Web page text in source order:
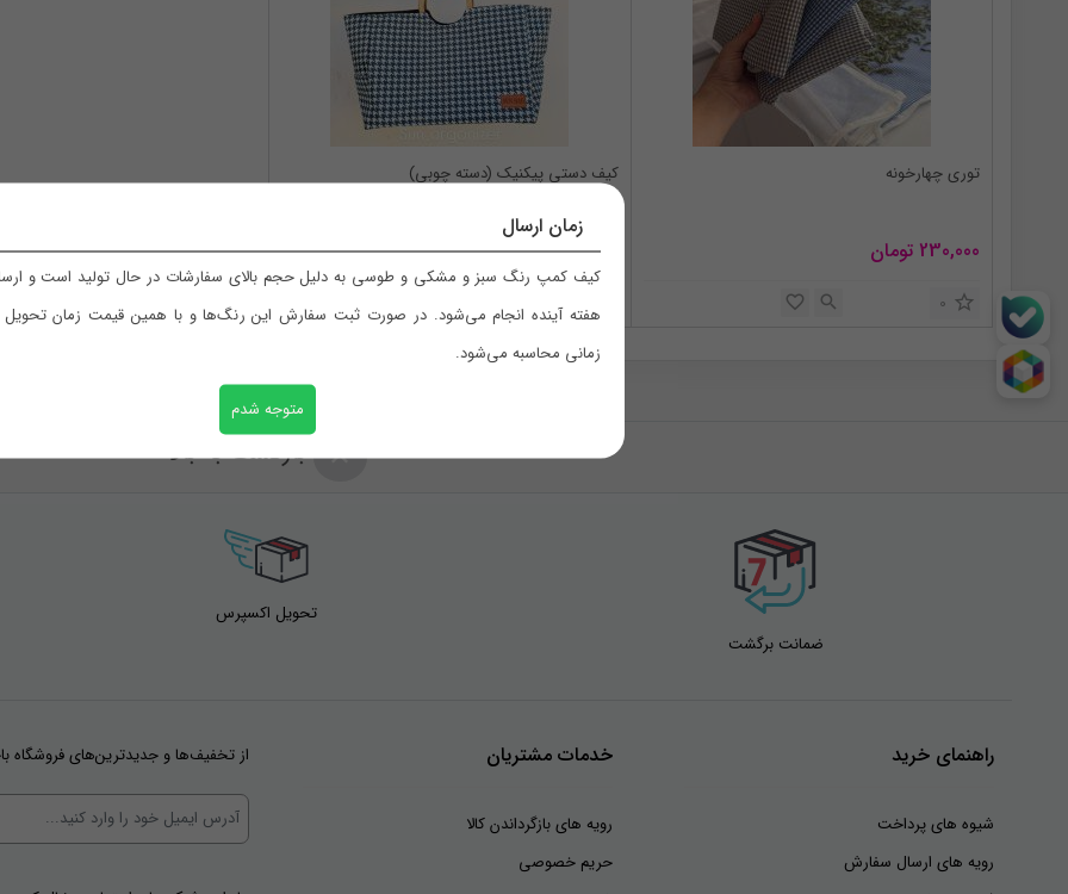
زمان ارسال
کیف کمپ رنگ سبز و مشکی و طوسی به دلیل حجم بالای سفارشات در حال تولید است و
هفته آینده انجام می‌شود. در صورت ثبت سفارش این رنگ‌ها و با همین قیمت زمان تحویل
زمانی محاسبه می‌شود.
متوجه شدم
توری چهارخونه
230,000 تومان
0
کیف دستی پیکنیک (دسته چوبی)
1,290,000 تومان
بازگشت به بالا
ضمانت برگشت
تحویل اکسپرس
راهنمای خرید
شیوه های پرداخت
رویه های ارسال سفارش
خدمات مشتریان
رویه های بازگرداندن کالا
حریم خصوصی
از تخفیف‌ها و جدیدترین‌های فروشگاه